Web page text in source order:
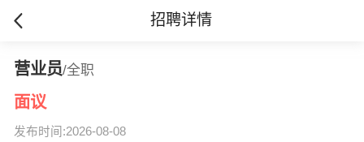
招聘详情
营业员/全职
面议
发布时间:2026-08-08